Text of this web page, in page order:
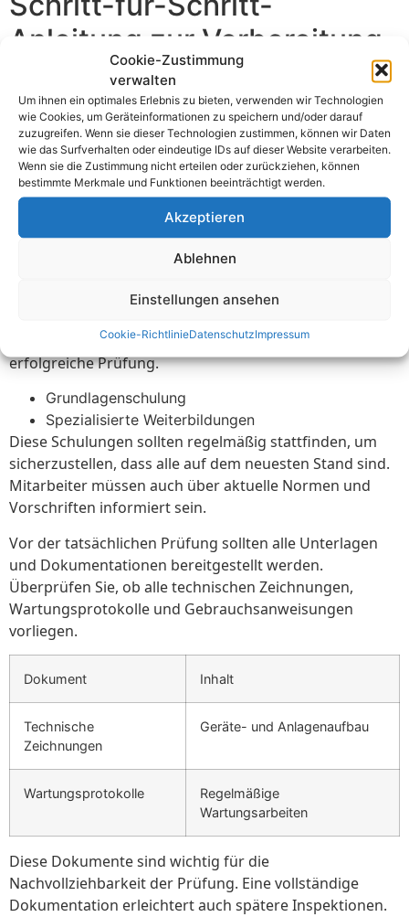
Cookie-Zustimmung
verwalten
Um ihnen ein optimales Erlebnis zu bieten, verwenden wir Technologien
wie Cookies, um Geräteinformationen zu speichern und/oder darauf
zuzugreifen. Wenn sie dieser Technologien zustimmen, können wir Daten
wie das Surfverhalten oder eindeutige IDs auf dieser Website verarbeiten.
Wenn sie die Zustimmung nicht erteilen oder zurückziehen, können
bestimmte Merkmale und Funktionen beeinträchtigt werden.
Akzeptieren
Ablehnen
Einstellungen ansehen
Cookie-RichtlinieDatenschutzImpressum
Anleitung zur Vorbereitung
auf eine VDE
Elektroprüfung
Eine VDE Elektroprüfung beginnt mit der sorgfältigen
Planung. Identifizieren Sie alle Geräte, Anlagen und
Maschinen, die geprüft werden müssen. Erstellen Sie
eine Liste und priorisieren Sie die Prüfungen nach
Dringlichkeit. Dies gibt Ihnen einen klaren Überblick
und erleichtert die Organisation. Stellen Sie sicher, dass
Fachkundige Mitarbeiter sind entscheidend für eine
erfolgreiche Prüfung.
Grundlagenschulung
Spezialisierte Weiterbildungen
Diese Schulungen sollten regelmäßig stattfinden, um
sicherzustellen, dass alle auf dem neuesten Stand sind.
Mitarbeiter müssen auch über aktuelle Normen und
Vorschriften informiert sein.
Vor der tatsächlichen Prüfung sollten alle Unterlagen
und Dokumentationen bereitgestellt werden.
Überprüfen Sie, ob alle technischen Zeichnungen,
Wartungsprotokolle und Gebrauchsanweisungen
vorliegen.
Dokument Inhalt
Technische
Zeichnungen
Geräte- und Anlagenaufbau
Wartungsprotokolle
Regelmäßige
Wartungsarbeiten
Diese Dokumente sind wichtig für die
Nachvollziehbarkeit der Prüfung. Eine vollständige
Dokumentation erleichtert auch spätere Inspektionen.